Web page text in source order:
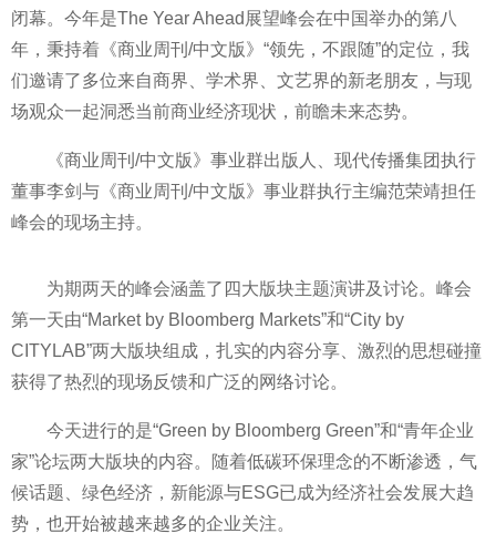
闭幕。今年是The Year Ahead展望峰会在中国举办的第八
年，秉持着《商业周刊/中文版》“领先，不跟随”的定位，我
们邀请了多位来自商界、学术界、文艺界的新老朋友，与现
场观众一起洞悉当前商业经济现状，前瞻未来态势。
《商业周刊/中文版》事业群出版人、现代传播集团执行
董事李剑与《商业周刊/中文版》事业群执行主编范荣靖担任
峰会的现场主持。
为期两天的峰会涵盖了四大版块主题演讲及讨论。峰会
第一天由“Market by Bloomberg Markets”和“City by
CITYLAB”两大版块组成，扎实的内容分享、激烈的思想碰撞
获得了热烈的现场反馈和广泛的网络讨论。
今天进行的是“Green by Bloomberg Green”和“青年企业
家”论坛两大版块的内容。随着低碳环保理念的不断渗透，气
候话题、绿色经济，新能源与ESG已成为经济社会发展大趋
势，也开始被越来越多的企业关注。